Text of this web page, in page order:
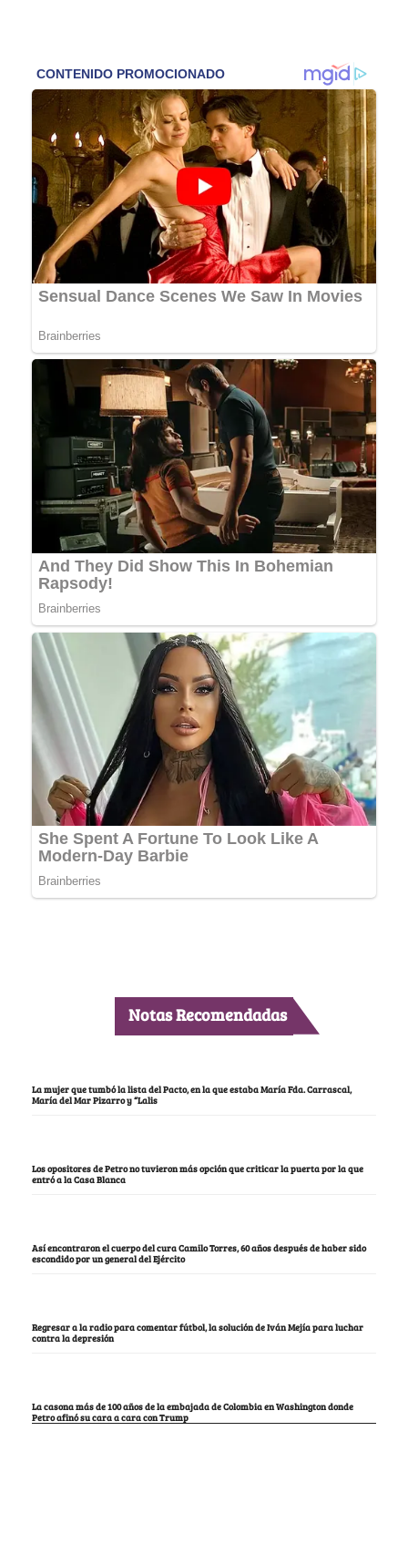
Notas Recomendadas
La mujer que tumbó la lista del Pacto, en la que estaba María Fda. Carrascal,
María del Mar Pizarro y “Lalis
Los opositores de Petro no tuvieron más opción que criticar la puerta por la que
entró a la Casa Blanca
Así encontraron el cuerpo del cura Camilo Torres, 60 años después de haber sido
escondido por un general del Ejército
Regresar a la radio para comentar fútbol, la solución de Iván Mejía para luchar
contra la depresión
La casona más de 100 años de la embajada de Colombia en Washington donde
Petro afinó su cara a cara con Trump